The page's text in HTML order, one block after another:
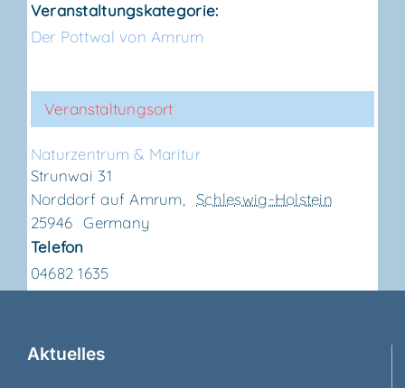
Veranstaltungskategorie:
Der Pottwal von Amrum
Veranstaltungsort
Natur­zen­trum & Maritur
Strunwai 31
Norddorf auf Amrum
Schleswig-Holstein
25946 Germany
Telefon
04682 1635
Aktu­el­les